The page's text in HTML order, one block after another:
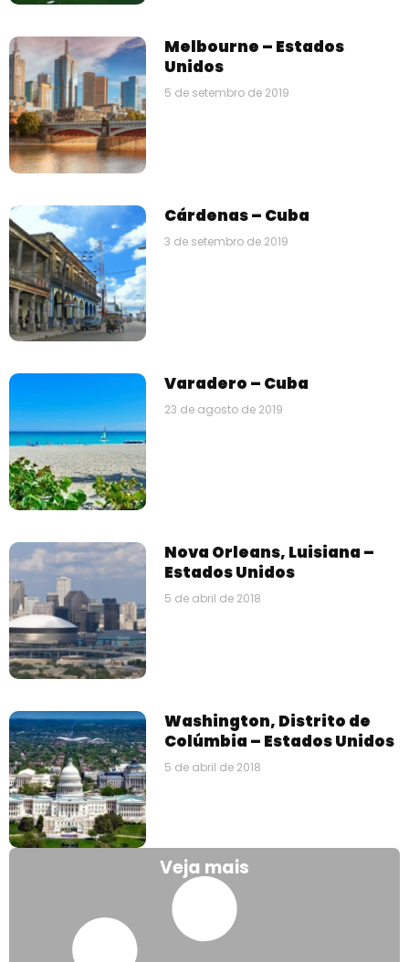
Melbourne – Estados
Unidos
5 de setembro de 2019
Cárdenas – Cuba
3 de setembro de 2019
Varadero – Cuba
23 de agosto de 2019
Nova Orleans, Luisiana –
Estados Unidos
5 de abril de 2018
Washington, Distrito de
Colúmbia – Estados Unidos
5 de abril de 2018
Veja mais